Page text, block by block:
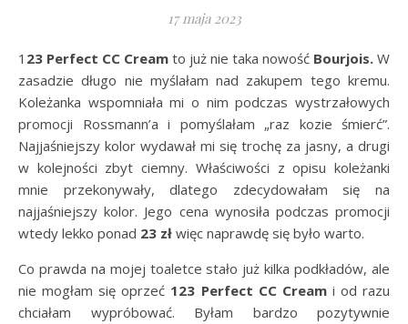
17 maja 2023
123 Perfect CC Cream to już nie taka nowość Bourjois. W
zasadzie długo nie myślałam nad zakupem tego kremu.
Koleżanka wspomniała mi o nim podczas wystrzałowych
promocji Rossmann’a i pomyślałam „raz kozie śmierć”.
Najjaśniejszy kolor wydawał mi się trochę za jasny, a drugi
w kolejności zbyt ciemny. Właściwości z opisu koleżanki
mnie przekonywały, dlatego zdecydowałam się na
najjaśniejszy kolor. Jego cena wynosiła podczas promocji
wtedy lekko ponad 23 zł więc naprawdę się było warto.
Co prawda na mojej toaletce stało już kilka podkładów, ale
nie mogłam się oprzeć 123 Perfect CC Creami od razu
chciałam wypróbować. Byłam bardzo pozytywnie